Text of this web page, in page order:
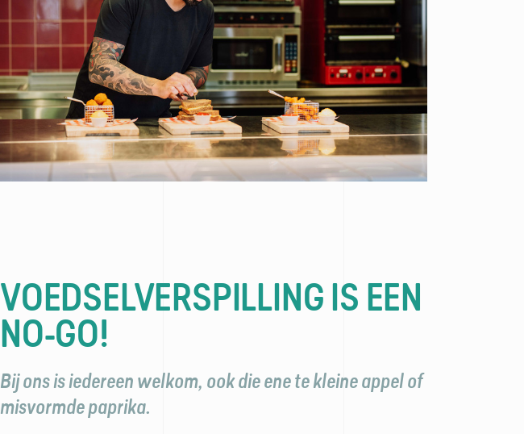
VOEDSEL­VERSPILLING IS EEN
NO-GO!
Bij ons is iedereen welkom, ook die ene te kleine appel of
misvormde paprika.